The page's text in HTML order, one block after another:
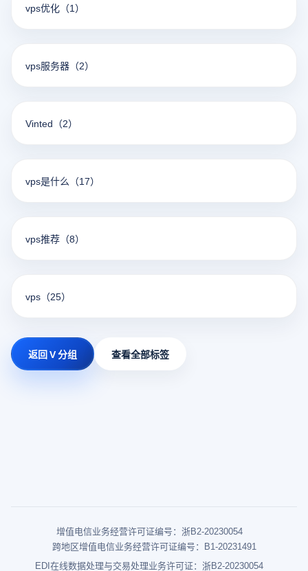
vps优化 （1）
vps服务器 （2）
Vinted （2）
vps是什么 （17）
vps推荐 （8）
vps （25）
返回 V 分组 查看全部标签
增值电信业务经营许可证编号：浙B2-20230054
跨地区增值电信业务经营许可证编号：B1-20231491
EDI在线数据处理与交易处理业务许可证：浙B2-20230054